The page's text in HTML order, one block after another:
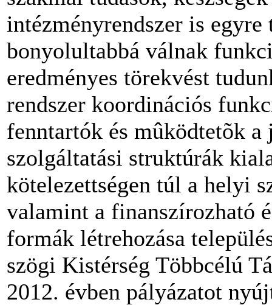
intézményrendszer is
bonyolultabbá válnak
eredményes törekvést
rendszer koordinációs
fenntartók és mûködtetõk
szolgáltatási struktúrák
kötelezettségen túl a helyi
valamint a finanszírozható
formák létrehozása
szögi Kistérség Többcélú
2012. évben pályázatot